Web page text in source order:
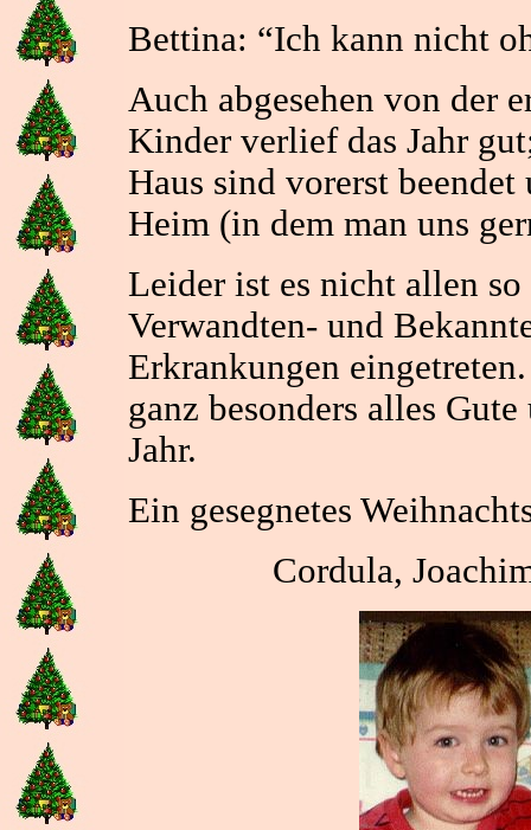
Bettina: “Ich kann nicht
Auch abgesehen von der
Kinder verlief das Jahr
Haus sind vorerst
Heim (in dem man uns
Leider ist es nicht allen
Verwandten- und
Erkrankungen
ganz besonders alles
Jahr.
Ein gesegnetes
Cordula,